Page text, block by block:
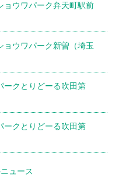
ウワパーク弁天町駅前
ウワパーク新曽（埼玉
クとりどーる吹田第
クとりどーる吹田第
ュース